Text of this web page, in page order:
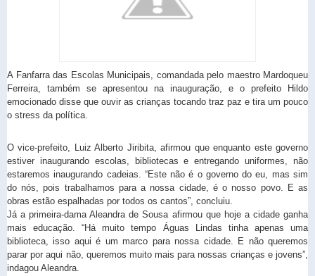
A Fanfarra das Escolas Municipais, comandada pelo maestro Mardoqueu
Ferreira, também se apresentou na inauguração, e o prefeito Hildo
emocionado disse que ouvir as crianças tocando traz paz e tira um pouco
o stress da política.
O vice-prefeito, Luiz Alberto Jiribita, afirmou que enquanto este governo
estiver inaugurando escolas, bibliotecas e entregando uniformes, não
estaremos inaugurando cadeias. “Este não é o governo do eu, mas sim
do nós, pois trabalhamos para a nossa cidade, é o nosso povo. E as
obras estão espalhadas por todos os cantos”, concluiu.
Já a primeira-dama Aleandra de Sousa afirmou que hoje a cidade ganha
mais educação. “Há muito tempo Águas Lindas tinha apenas uma
biblioteca, isso aqui é um marco para nossa cidade. E não queremos
parar por aqui não, queremos muito mais para nossas crianças e jovens”,
indagou Aleandra.